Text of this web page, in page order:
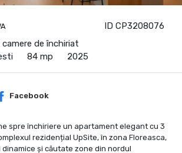
ID CP3208076
de închiriat
84 mp 2025
Facebook
spre închiriere un apartament elegant cu 3
rezidențial UpSite, în zona Floreasca,
și căutate zone din nordul